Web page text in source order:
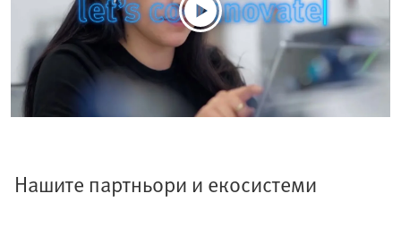
Нашите партньори и екосистеми